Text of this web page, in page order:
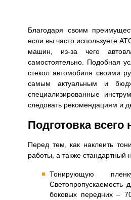
Благодаря своим
если вы часто используете
машин, из-за чего
самостоятельно. Подобная
стекол автомобиля своими
самым актуальным и
специализированные
следовать рекомендациям и
Подготовка всего
Перед тем, как наклеить
работы, а также стандартный
Тонирующую
Светопропускаемость
боковых передних –